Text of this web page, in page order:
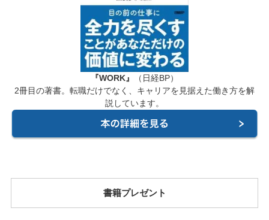
『WORK』
（日経BP）
2冊目の著書。転職だけでなく、キャリアを見据えた働き方を解
説しています。
書籍プレゼント